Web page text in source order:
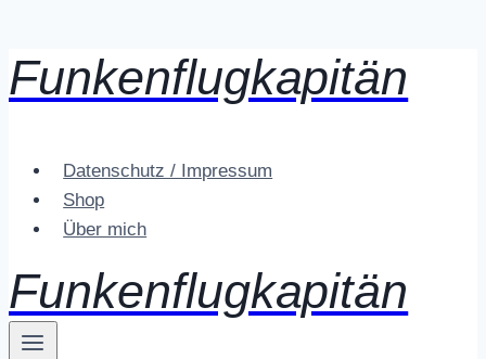
Zum
Inhalt
Funkenflugkapitän
Datenschutz / Impressum
Shop
Über mich
Funkenflugkapitän